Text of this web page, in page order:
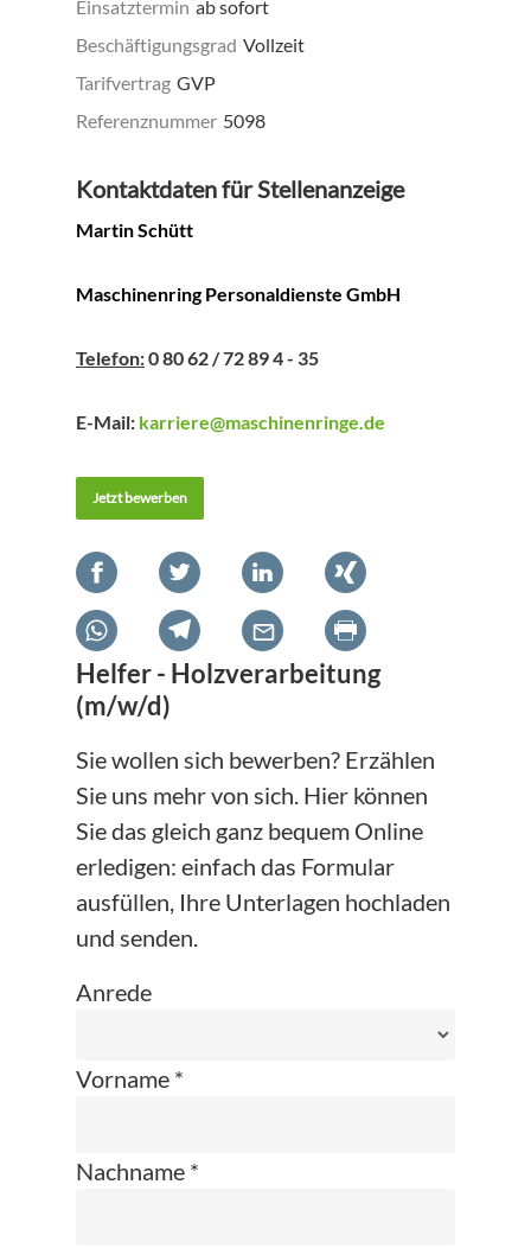
Einsatztermin ab sofort
Beschäftigungsgrad Vollzeit
Tarifvertrag GVP
Referenznummer 5098
Kontaktdaten für Stellenanzeige
Martin Schütt
Maschinenring Personaldienste GmbH
Telefon:0 80 62 / 72 89 4 - 35
E-Mail: karriere@maschinenringe.de
Jetzt bewerben
Helfer - Holzverarbeitung
(m/w/d)
Sie wollen sich bewerben? Erzählen
Sie uns mehr von sich. Hier können
Sie das gleich ganz bequem Online
erledigen: einfach das Formular
ausfüllen, Ihre Unterlagen hochladen
und senden.
Anrede
Vorname *
Nachname *